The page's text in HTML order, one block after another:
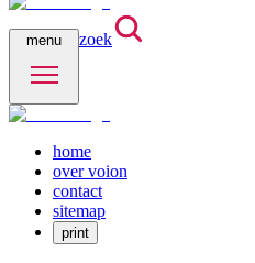
menu zoek
home
over voion
contact
sitemap
print